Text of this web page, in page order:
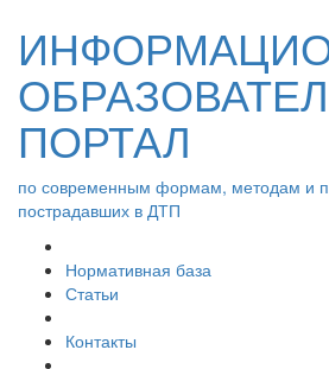
ПОРТАЛ
по современным формам, методам и
пострадавших в ДТП
Нормативная база
Статьи
Контакты